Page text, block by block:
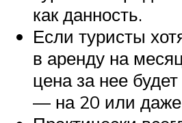
как данность.
Если туристы
в аренду на
цена за нее
— на 20 или